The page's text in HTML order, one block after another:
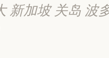
新加坡 关岛 波